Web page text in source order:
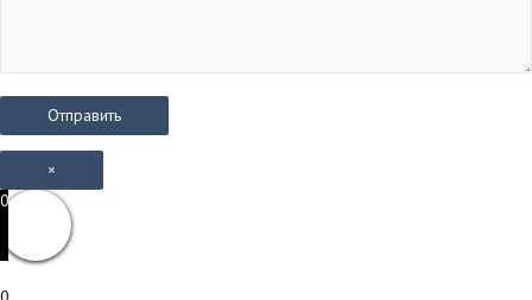
×
0